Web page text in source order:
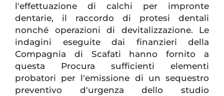
l'effettuazione di calchi per impronte
dentarie, il raccordo di protesi dentali
nonché operazioni di devitalizzazione. Le
indagini eseguite dai finanzieri della
Compagnia di Scafati hanno fornito a
questa Procura sufficienti elementi
probatori per l'emissione di un sequestro
preventivo d'urgenza dello studio